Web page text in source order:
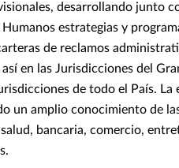
desarrollando junto
estrategias y
de reclamos
en las Jurisdicciones del
de todo el País. La
un amplio conocimiento de
bancaria, comercio,